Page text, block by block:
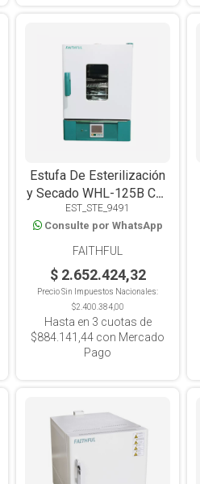
Estufa De Esterilización
y Secado WHL-125B Con
Convección Natural y
Controlador Digital
EST_STE_9491
Consulte por WhatsApp
FAITHFUL
$ 2.652.424,32
Precio Sin Impuestos Nacionales:
$2.400.384,00
Hasta en 3 cuotas de
$884.141,44 con Mercado
Pago